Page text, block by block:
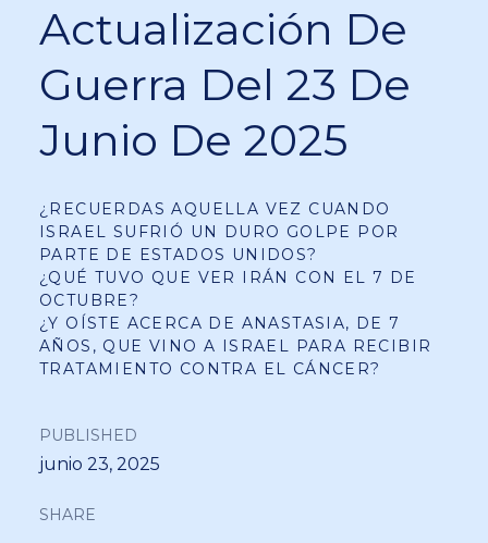
Actualización De
Guerra Del 23 De
Junio De 2025
¿RECUERDAS AQUELLA VEZ CUANDO
ISRAEL SUFRIÓ UN DURO GOLPE POR
PARTE DE ESTADOS UNIDOS?
¿QUÉ TUVO QUE VER IRÁN CON EL 7 DE
OCTUBRE?
¿Y OÍSTE ACERCA DE ANASTASIA, DE 7
AÑOS, QUE VINO A ISRAEL PARA RECIBIR
TRATAMIENTO CONTRA EL CÁNCER?
PUBLISHED
junio 23, 2025
SHARE